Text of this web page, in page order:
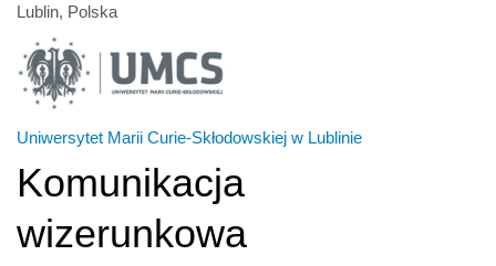
Lublin, Polska
Uniwersytet Marii Curie-Skłodowskiej w Lublinie
Komunikacja
wizerunkowa